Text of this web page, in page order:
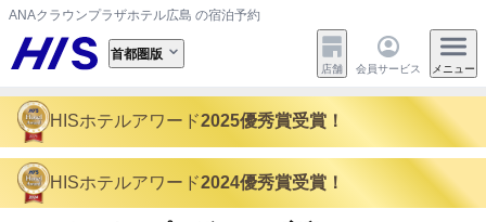
ANAクラウンプラザホテル広島 の宿泊予約
首都圏版
店舗 会員サービス メニュー
HISホテルアワード2025優秀賞受賞！
HISホテルアワード2024優秀賞受賞！